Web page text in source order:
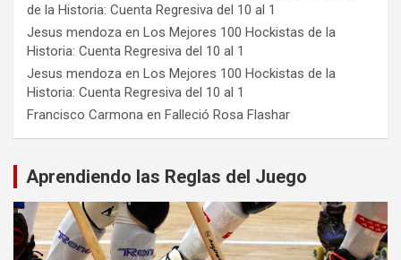
de la Historia: Cuenta Regresiva del 10 al 1
Jesus mendoza en Los Mejores 100 Hockistas de la
Historia: Cuenta Regresiva del 10 al 1
Jesus mendoza en Los Mejores 100 Hockistas de la
Historia: Cuenta Regresiva del 10 al 1
Francisco Carmona en Falleció Rosa Flashar
Aprendiendo las Reglas del Juego